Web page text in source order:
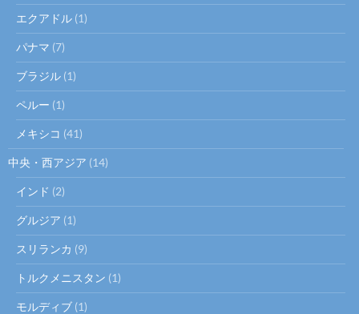
エクアドル (1)
パナマ (7)
ブラジル (1)
ペルー (1)
メキシコ (41)
中央・西アジア (14)
インド (2)
グルジア (1)
スリランカ (9)
トルクメニスタン (1)
モルディブ (1)